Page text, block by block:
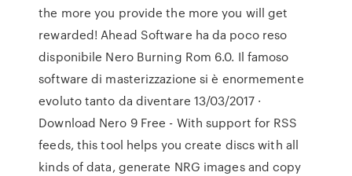
the more you provide the more you will get
rewarded! Ahead Software ha da poco reso
disponibile Nero Burning Rom 6.0. Il famoso
software di masterizzazione si è enormemente
evoluto tanto da diventare 13/03/2017 ·
Download Nero 9 Free - With support for RSS
feeds, this tool helps you create discs with all
kinds of data, generate NRG images and copy